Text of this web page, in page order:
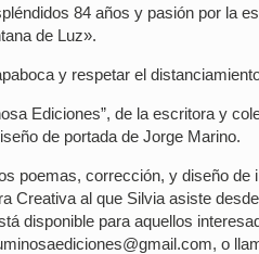
84 años y pasión por la
de Luz».
y respetar el
Ediciones”, de la escritora y
de portada de Jorge Marino.
poemas, corrección, y diseño
Creativa al que Silvia asiste
disponible para aquellos
o